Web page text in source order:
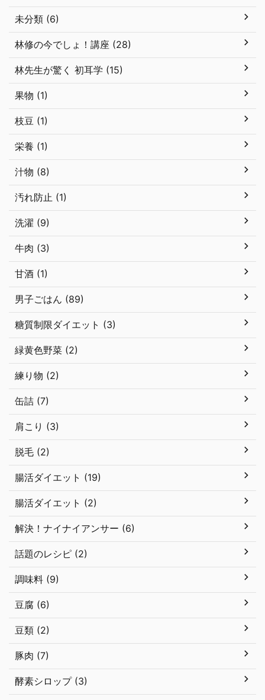
未分類 (6)
林修の今でしょ！講座 (28)
林先生が驚く 初耳学 (15)
果物 (1)
枝豆 (1)
栄養 (1)
汁物 (8)
汚れ防止 (1)
洗濯 (9)
牛肉 (3)
甘酒 (1)
男子ごはん (89)
糖質制限ダイエット (3)
緑黄色野菜 (2)
練り物 (2)
缶詰 (7)
肩こり (3)
脱毛 (2)
腸活ダイエット (19)
腸活ダイエット (2)
解決！ナイナイアンサー (6)
話題のレシピ (2)
調味料 (9)
豆腐 (6)
豆類 (2)
豚肉 (7)
酵素シロップ (3)